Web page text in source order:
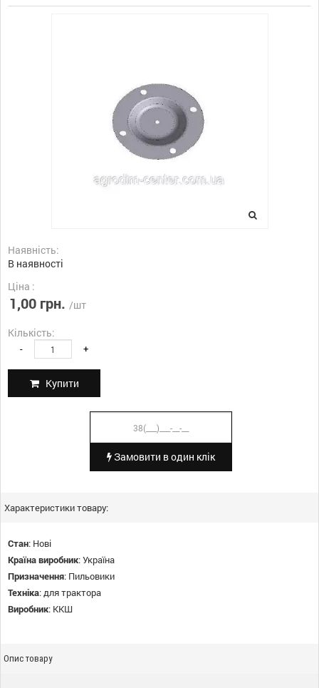
Наявність:
В наявності
Ціна :
1,00 грн. /шт
Кількість:
- +
Купити
Замовити в один клік
Характеристики товару:
Стан: Нові
Країна виробник:Україна
Призначення: Пильовики
Техніка:для трактора
Виробник: ККШ
Опис товару